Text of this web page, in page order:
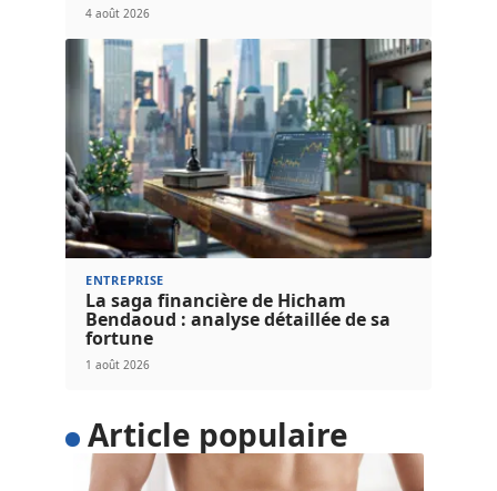
4 août 2026
ENTREPRISE
La saga financière de Hicham
Bendaoud : analyse détaillée de sa
fortune
1 août 2026
Article populaire